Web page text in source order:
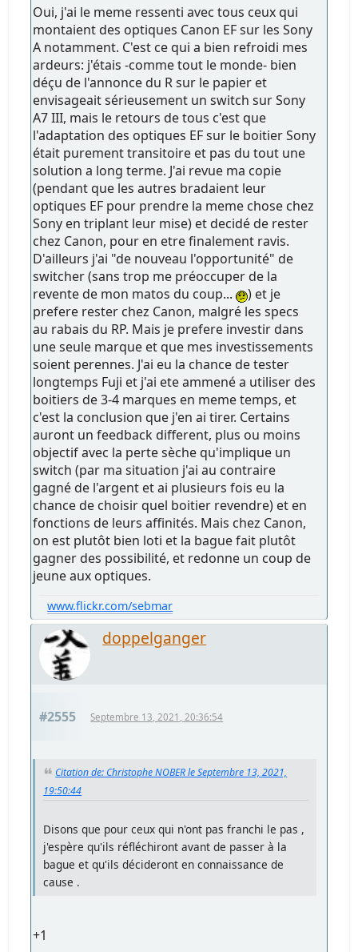
Oui, j'ai le meme ressenti avec tous ceux qui
montaient des optiques Canon EF sur les Sony
A notamment. C'est ce qui a bien refroidi mes
ardeurs: j'étais -comme tout le monde- bien
déçu de l'annonce du R sur le papier et
envisageait sérieusement un switch sur Sony
A7 III, mais le retours de tous c'est que
l'adaptation des optiques EF sur le boitier Sony
était purement transitoire et pas du tout une
solution a long terme. J'ai revue ma copie
(pendant que les autres bradaient leur
optiques EF pour prendre la meme chose chez
Sony en triplant leur mise) et decidé de rester
chez Canon, pour en etre finalement ravis.
D'ailleurs j'ai "de nouveau l'opportunité" de
switcher (sans trop me préoccuper de la
revente de mon matos du coup...
) et je
prefere rester chez Canon, malgré les specs
au rabais du RP. Mais je prefere investir dans
une seule marque et que mes investissements
soient perennes. J'ai eu la chance de tester
longtemps Fuji et j'ai ete ammené a utiliser des
boitiers de 3-4 marques en meme temps, et
c'est la conclusion que j'en ai tirer. Certains
auront un feedback different, plus ou moins
objectif avec la perte sèche qu'implique un
switch (par ma situation j'ai au contraire
gagné de l'argent et ai plusieurs fois eu la
chance de choisir quel boitier revendre) et en
fonctions de leurs affinités. Mais chez Canon,
on est plutôt bien loti et la bague fait plutôt
gagner des possibilité, et redonne un coup de
jeune aux optiques.
www.flickr.com/sebmar
doppelganger
#2555 Septembre 13, 2021, 20:36:54
Citation de: Christophe NOBER le Septembre 13, 2021,
19:50:44
Disons que pour ceux qui n'ont pas franchi le pas ,
j'espère qu'ils réfléchiront avant de passer à la
bague et qu'ils décideront en connaissance de
cause .
+1